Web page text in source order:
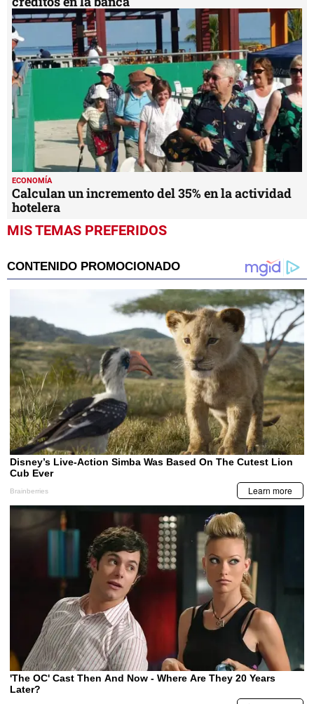
ECONOMÍA
Calculan un incremento del 35% en la actividad
hotelera
MIS TEMAS PREFERIDOS